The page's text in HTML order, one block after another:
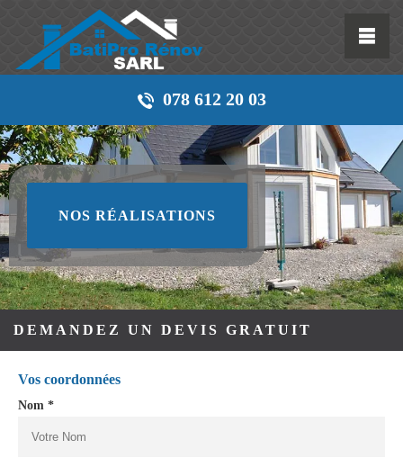
078 612 20 03
NOS RÉALISATIONS
DEMANDEZ UN DEVIS GRATUIT
Vos coordonnées
Nom *